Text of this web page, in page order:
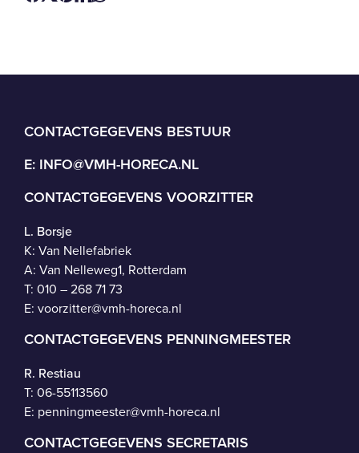
CONTACTGEGEVENS BESTUUR
E: INFO@VMH-HORECA.NL
CONTACTGEGEVENS VOORZITTER
L. Borsje
K: Van Nellefabriek
A: Van Nelleweg1, Rotterdam
T: 010 – 268 71 73
E: voorzitter@vmh-horeca.nl
CONTACTGEGEVENS PENNINGMEESTER
R. Restiau
T: 06-55113560
E: penningmeester@vmh-horeca.nl
CONTACTGEGEVENS SECRETARIS